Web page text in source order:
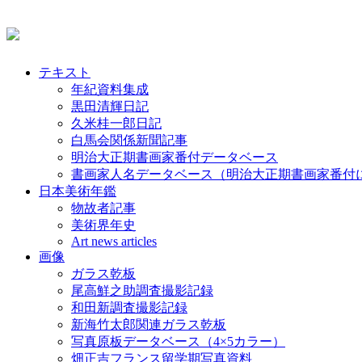
テキスト
年紀資料集成
黒田清輝日記
久米桂一郎日記
白馬会関係新聞記事
明治大正期書画家番付データベース
書画家人名データベース（明治大正期書画家番付
日本美術年鑑
物故者記事
美術界年史
Art news articles
画像
ガラス乾板
尾高鮮之助調査撮影記録
和田新調査撮影記録
新海竹太郎関連ガラス乾板
写真原板データベース（4×5カラー）
畑正吉フランス留学期写真資料